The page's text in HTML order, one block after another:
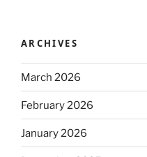
ARCHIVES
March 2026
February 2026
January 2026